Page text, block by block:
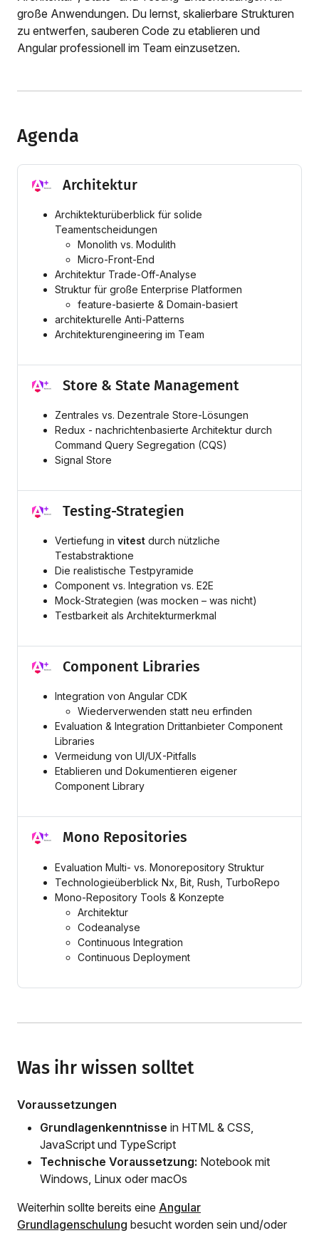
große Anwendungen. Du lernst, skalierbare Strukturen
zu entwerfen, sauberen Code zu etablieren und
Angular professionell im Team einzusetzen.
Agenda
Architektur
Archiktekturüberblick für solide
Teamentscheidungen
Monolith vs. Modulith
Micro-Front-End
Architektur Trade-Off-Analyse
Struktur für große Enterprise Platformen
feature-basierte & Domain-basiert
architekturelle Anti-Patterns
Architekturengineering im Team
Store & State Management
Zentrales vs. Dezentrale Store-Lösungen
Redux - nachrichtenbasierte Architektur durch
Command Query Segregation (CQS)
Signal Store
Testing-Strategien
Vertiefung in vitest durch nützliche
Testabstraktione
Die realistische Testpyramide
Component vs. Integration vs. E2E
Mock-Strategien (was mocken – was nicht)
Testbarkeit als Architekturmerkmal
Component Libraries
Integration von Angular CDK
Wiederverwenden statt neu erfinden
Evaluation & Integration Drittanbieter Component
Libraries
Vermeidung von UI/UX-Pitfalls
Etablieren und Dokumentieren eigener
Component Library
Mono Repositories
Evaluation Multi- vs. Monorepository Struktur
Technologieüberblick Nx, Bit, Rush, TurboRepo
Mono-Repository Tools & Konzepte
Architektur
Codeanalyse
Continuous Integration
Continuous Deployment
Was ihr wissen solltet
Voraussetzungen
Grundlagenkenntnisse in HTML & CSS,
JavaScript und TypeScript
Technische Voraussetzung: Notebook mit
Windows, Linux oder macOs
Weiterhin sollte bereits eine Angular
Grundlagenschulung besucht worden sein und/oder